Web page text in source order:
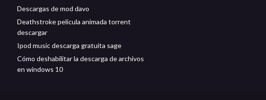
Descargas de mod davo
Deathstroke película animada torrent
descargar
Ipod music descarga gratuita sage
Cómo deshabilitar la descarga de archivos
en windows 10